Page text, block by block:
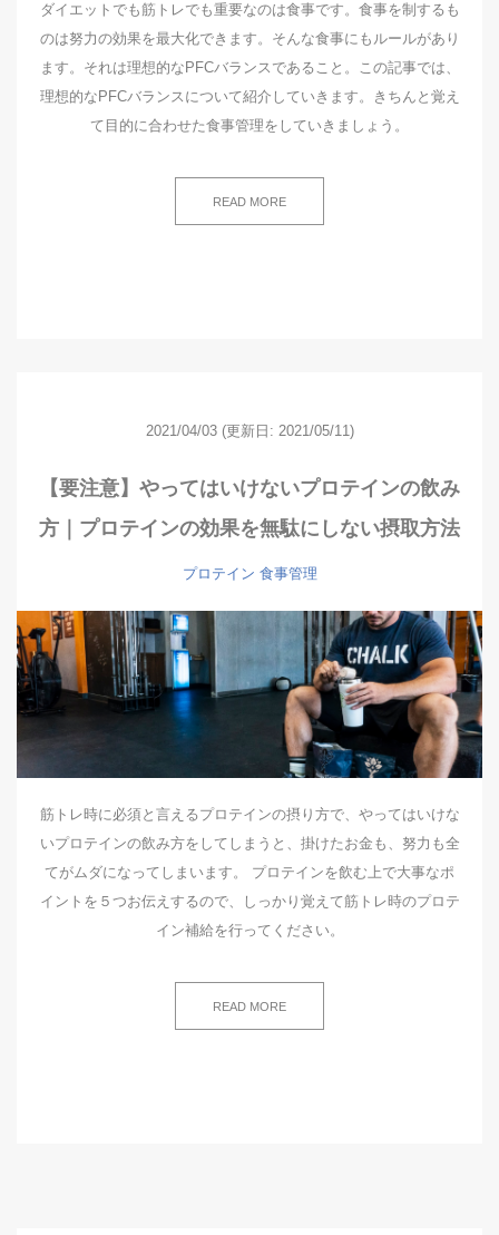
ダイエットでも筋トレでも重要なのは食事です。食事を制するも
のは努力の効果を最大化できます。そんな食事にもルールがあり
ます。それは理想的なPFCバランスであること。この記事では、
理想的なPFCバランスについて紹介していきます。きちんと覚え
て目的に合わせた食事管理をしていきましょう。
READ MORE
2021/04/03 (更新日: 2021/05/11)
【要注意】やってはいけないプロテインの飲み
方｜プロテインの効果を無駄にしない摂取方法
プロテイン 食事管理
筋トレ時に必須と言えるプロテインの摂り方で、やってはいけな
いプロテインの飲み方をしてしまうと、掛けたお金も、努力も全
てがムダになってしまいます。 プロテインを飲む上で大事なポ
イントを５つお伝えするので、しっかり覚えて筋トレ時のプロテ
イン補給を行ってください。
READ MORE